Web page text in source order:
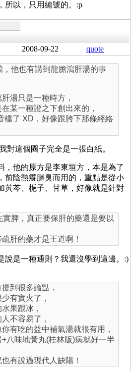
所以，只用編號的。:p
2008-09-22 quote
他也有講到龍膽瀉肝湯的事
湯只是一種時方，
某一種證之下創出來的，
檔了 XD，好像跟胯下那條經絡
對這個圈子完全是一張白紙。
，他的原方是李東垣方，本是為了
前陰熱癢臊臭而用的，重點是從小
黃芩、梔子、甘草，好像就是針對
脾，真正要保肝的藥還是要以
肝的藥才是王道啊！
說是一種通則？我還沒學到這邊。:)
到很多論點，
有實火了，
果跟冰，
不容易了，
有吃的益中補氣湯就很有用，
八味地黃丸(桂林版)病就好一半
有說過現代人缺陽！